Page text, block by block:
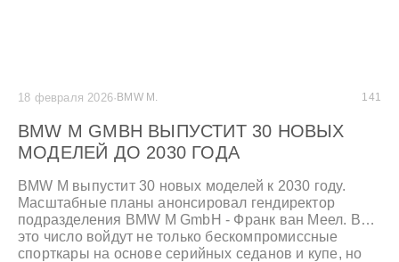
18 февраля 2026·BMW M. 141
BMW M GMBH ВЫПУСТИТ 30 НОВЫХ
МОДЕЛЕЙ ДО 2030 ГОДА
BMW M выпустит 30 новых моделей к 2030 году.
Масштабные планы анонсировал гендиректор
подразделения BMW M GmbH - Франк ван Меел. В
это число войдут не только бескомпромиссные
спорткары на основе серийных седанов и купе, но